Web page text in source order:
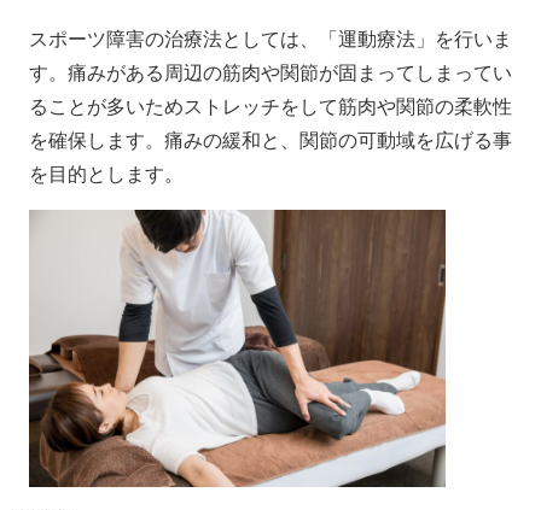
スポーツ障害の治療法としては、「運動療法」を行いま
す。痛みがある周辺の筋肉や関節が固まってしまってい
ることが多いためストレッチをして筋肉や関節の柔軟性
を確保します。痛みの緩和と、関節の可動域を広げる事
を目的とします。